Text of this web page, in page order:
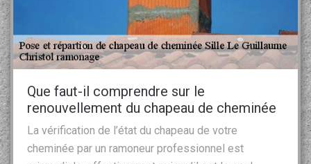
Que faut-il comprendre sur le
renouvellement du chapeau de cheminée
La vérification de l’état du chapeau de votre
cheminée par un ramoneur professionnel est